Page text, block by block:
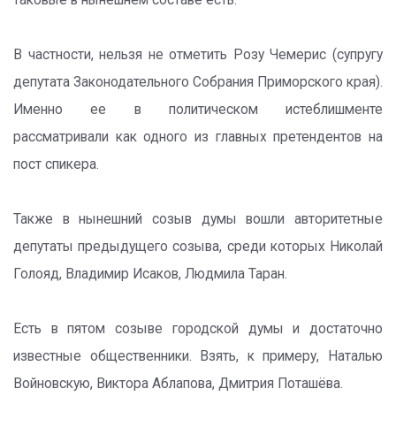
В частности, нельзя не отметить Розу Чемерис (супругу
депутата Законодательного Собрания Приморского края).
Именно ее в политическом истеблишменте
рассматривали как одного из главных претендентов на
пост спикера.
Также в нынешний созыв думы вошли авторитетные
депутаты предыдущего созыва, среди которых Николай
Голояд, Владимир Исаков, Людмила Таран.
Есть в пятом созыве городской думы и достаточно
известные общественники. Взять, к примеру, Наталью
Войновскую, Виктора Аблапова, Дмитрия Поташёва.